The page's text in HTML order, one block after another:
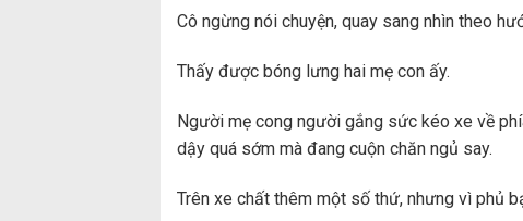
Cô ngừng nói chuyện, quay sang nhìn theo
Thấy được bóng lưng hai mẹ con ấy.
Người mẹ cong người gắng sức kéo xe về
dậy quá sớm mà đang cuộn chăn ngủ say.
Trên xe chất thêm một số thứ, nhưng vì phủ